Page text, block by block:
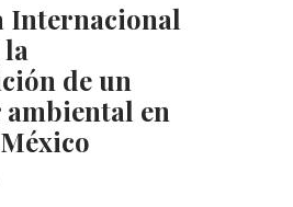
Internacional
la
de un
ambiental en